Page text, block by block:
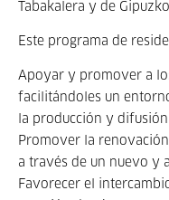
Tabakalera y de
Este programa de
Apoyar y promover a
facilitándoles un
la producción y
Promover la
a través de un nuevo y
Favorecer el